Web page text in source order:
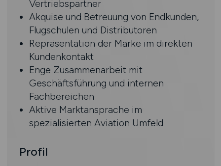
Vertriebspartner
Akquise und Betreuung von Endkunden,
Flugschulen und Distributoren
Repräsentation der Marke im direkten
Kundenkontakt
Enge Zusammenarbeit mit
Geschäftsführung und internen
Fachbereichen
Aktive Marktansprache im
spezialisierten Aviation Umfeld
Profil